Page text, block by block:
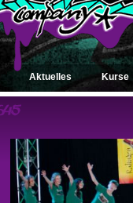
Aktuelles Kurse